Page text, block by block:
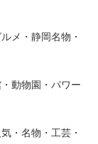
メ・静岡名物・
動物園・パワー
・名物・工芸・